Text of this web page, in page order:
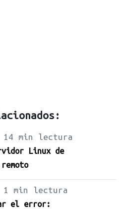
14 min lectura
Linux de
1 min lectura
el error: